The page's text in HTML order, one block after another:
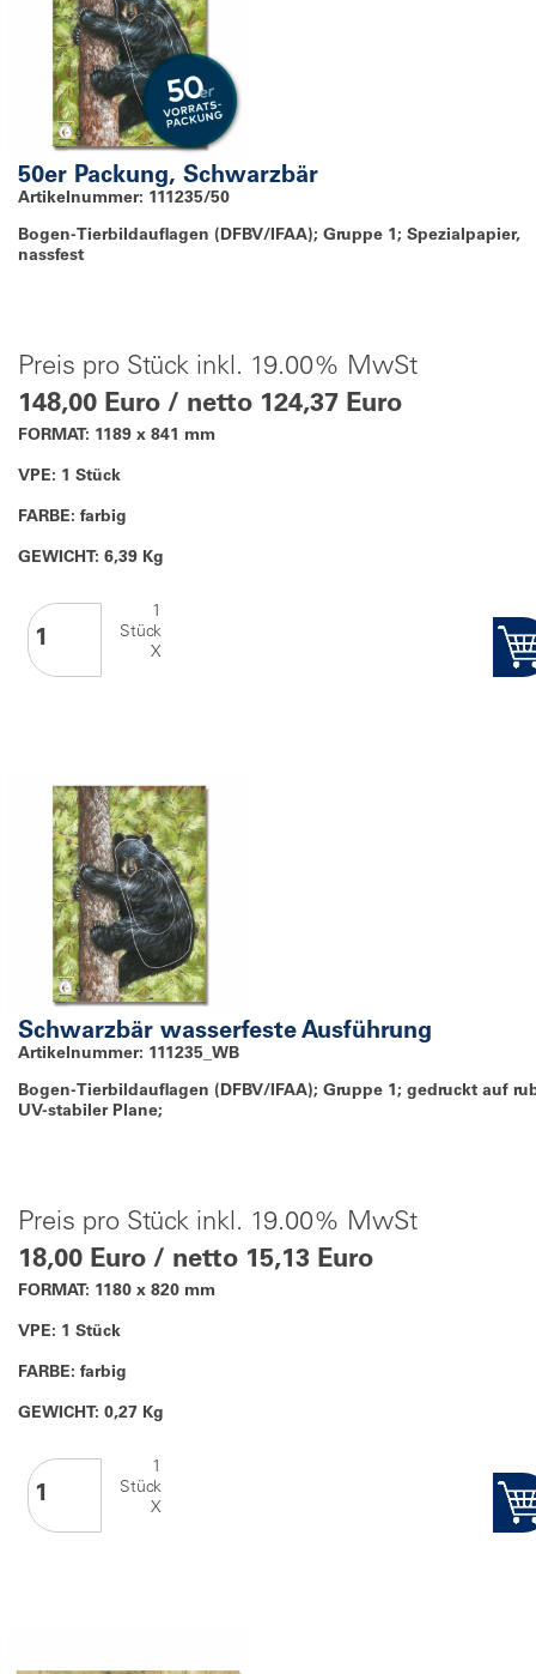
50er Packung, Schwarzbär
Artikelnummer: 111235/50
Bogen-Tierbildauflagen (DFBV/IFAA); Gruppe 1; Spezialpapier,
nassfest
Preis pro Stück inkl. 19.00% MwSt
148,00 Euro / netto 124,37 Euro
FORMAT: 1189 x 841 mm
VPE: 1 Stück
FARBE: farbig
GEWICHT: 6,39 Kg
1
Stück
X
Schwarzbär wasserfeste Ausführung
Artikelnummer: 111235_WB
Bogen-Tierbildauflagen (DFBV/IFAA); Gruppe 1; gedruckt auf
UV-stabiler Plane;
Preis pro Stück inkl. 19.00% MwSt
18,00 Euro / netto 15,13 Euro
FORMAT: 1180 x 820 mm
VPE: 1 Stück
FARBE: farbig
GEWICHT: 0,27 Kg
1
Stück
X